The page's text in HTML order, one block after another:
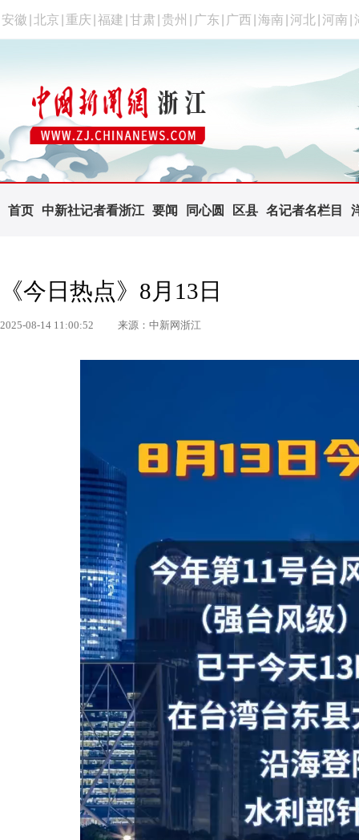
安徽 北京 重庆 福建 甘肃 贵州 广东 广西 海南 河北 河南
首页 中新社记者看浙江 要闻 同心圆 区县 名记者名栏目
《今日热点》8月13日
2025-08-14 11:00:52 来源：中新网浙江